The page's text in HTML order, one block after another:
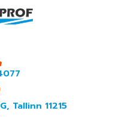
Tallinn 11215